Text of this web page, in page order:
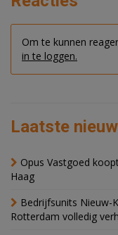
Om te kunnen
in te loggen.
Laatste
Opus Vastgoed
Haag
Bedrijfsunits Nieuw-
Rotterdam volledig